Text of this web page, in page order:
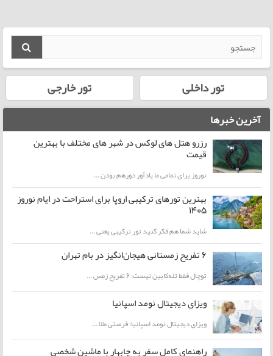
تور داخلی تور خارجی
آخرین خبرها
رزرو هتل های لوکس در شهر های مختلف با بهترین
قیمت
نوروز برای تمامی ما یادآور دورهم بودن ...
بهترین تورهای ترکیبی اروپا برای استراحت در ایام نوروز
1405
شاید شما هم فکر کنید تور ترکیبی یعنی ...
۶ تفریح زمستانی هیجان‌انگیز در بام تهران
توچال فقط تله‌کابین نیست: ۶ تفریح زمس ...
ویزای دیجیتال نومد اسپانیا
ویزای دیجیتال نومد اسپانیا؛ فرصتی طلا ...
راهنمای کامل سفر به چابهار با ماشین شخصی